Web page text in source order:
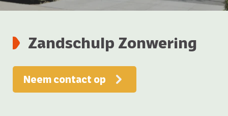
Zandschulp Zonwering
Neem contact op